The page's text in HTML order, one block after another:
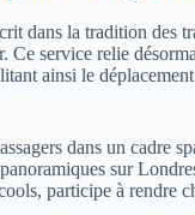
dans la tradition des
Ce service relie
ainsi le
dans un cadre
sur
participe à rendre